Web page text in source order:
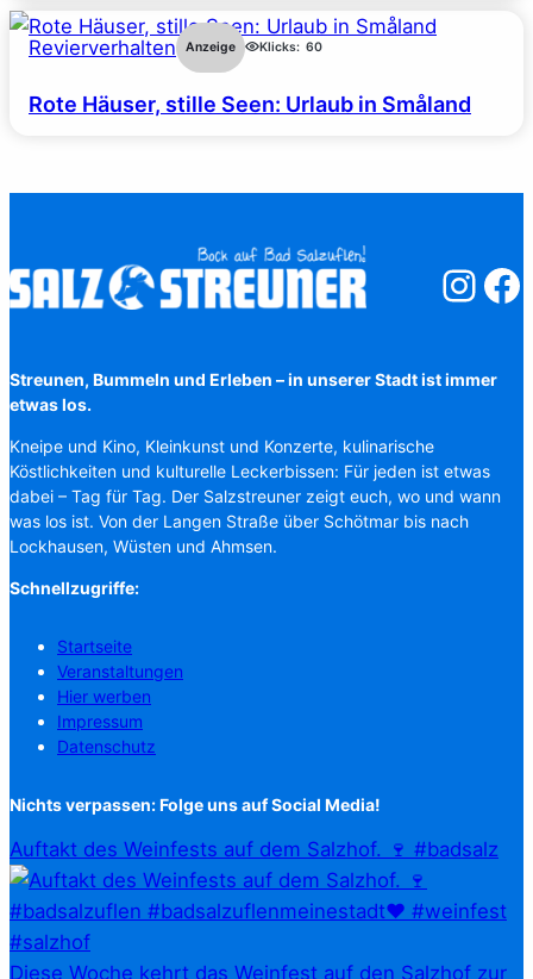
Revierverhalten Anzeige Klicks: 60
Rote Häuser, stille Seen: Urlaub in Småland
Streunen, Bummeln und Erleben – in unserer Stadt ist immer
etwas los.
Kneipe und Kino, Kleinkunst und Konzerte, kulinarische
Köstlichkeiten und kulturelle Leckerbissen: Für jeden ist etwas
dabei – Tag für Tag. Der Salzstreuner zeigt euch, wo und wann
was los ist. Von der Langen Straße über Schötmar bis nach
Lockhausen, Wüsten und Ahmsen.
Schnellzugriffe:
Startseite
Veranstaltungen
Hier werben
Impressum
Datenschutz
Nichts verpassen: Folge uns auf Social Media!
Auftakt des Weinfests auf dem Salzhof. 🍷 #badsalz
Diese Woche kehrt das Weinfest auf den Salzhof zur